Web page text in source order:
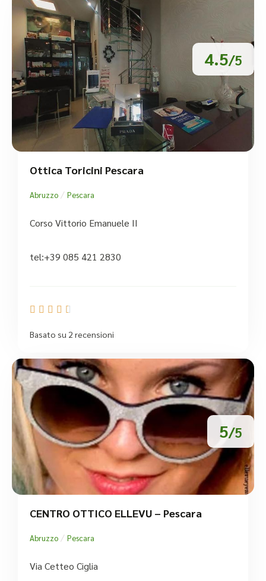
4.5/5
Ottica Toricini Pescara
Abruzzo / Pescara
Corso Vittorio Emanuele II
tel:+39 085 421 2830
    
Basato su 2 recensioni
5/5
CENTRO OTTICO ELLEVU – Pescara
Abruzzo / Pescara
Via Cetteo Ciglia